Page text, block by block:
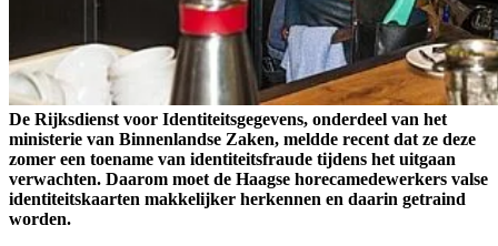
De Rijksdienst voor Identiteitsgegevens, onderdeel van het
ministerie van Binnenlandse Zaken, meldde recent dat ze deze
zomer een toename van identiteitsfraude tijdens het uitgaan
verwachten. Daarom moet de Haagse horecamedewerkers valse
identiteitskaarten makkelijker herkennen en daarin getraind
worden.